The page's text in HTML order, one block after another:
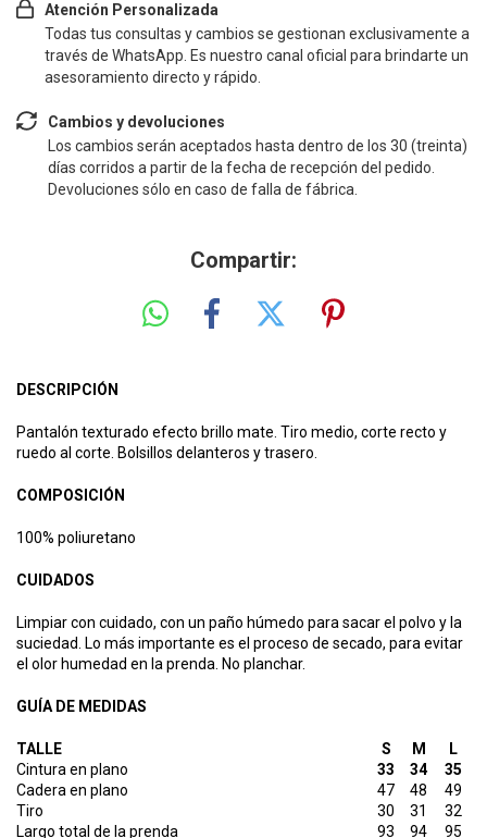
Atención Personalizada
Todas tus consultas y cambios se gestionan exclusivamente a
través de WhatsApp. Es nuestro canal oficial para brindarte un
asesoramiento directo y rápido.
Cambios y devoluciones
Los cambios serán aceptados hasta dentro de los 30 (treinta)
días corridos a partir de la fecha de recepción del pedido.
Devoluciones sólo en caso de falla de fábrica.
Compartir:
DESCRIPCIÓN
Pantalón texturado efecto brillo mate. Tiro medio, corte recto y
ruedo al corte. Bolsillos delanteros y trasero.
COMPOSICIÓN
100% poliuretano
CUIDADOS
Limpiar con cuidado, con un paño húmedo para sacar el polvo y la
suciedad. Lo más importante es el proceso de secado, para evitar
el olor humedad en la prenda. No planchar.
GUÍA DE MEDIDAS
TALLE S M
L
Cintura en plano
33 34
35
Cadera en plano
47 48
49
Tiro
30 31
32
Largo total de la prenda
93 94 95